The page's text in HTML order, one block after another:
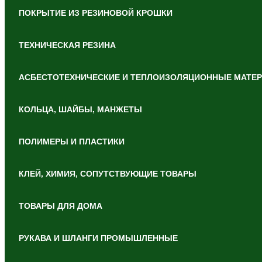
ПОКРЫТИЕ ИЗ РЕЗИНОВОЙ КРОШКИ
ТЕХНИЧЕСКАЯ РЕЗИНА
АСБЕСТОТЕХНИЧЕСКИЕ И ТЕПЛОИЗОЛЯЦИОННЫЕ
КОЛЬЦА, ШАЙБЫ, МАНЖЕТЫ
ПОЛИМЕРЫ И ПЛАСТИКИ
КЛЕЙ, ХИМИЯ, СОПУТСТВУЮЩИЕ ТОВАРЫ
ТОВАРЫ ДЛЯ ДОМА
РУКАВА И ШЛАНГИ ПРОМЫШЛЕННЫЕ